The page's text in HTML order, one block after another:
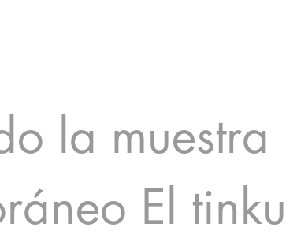
la muestra
El tinku